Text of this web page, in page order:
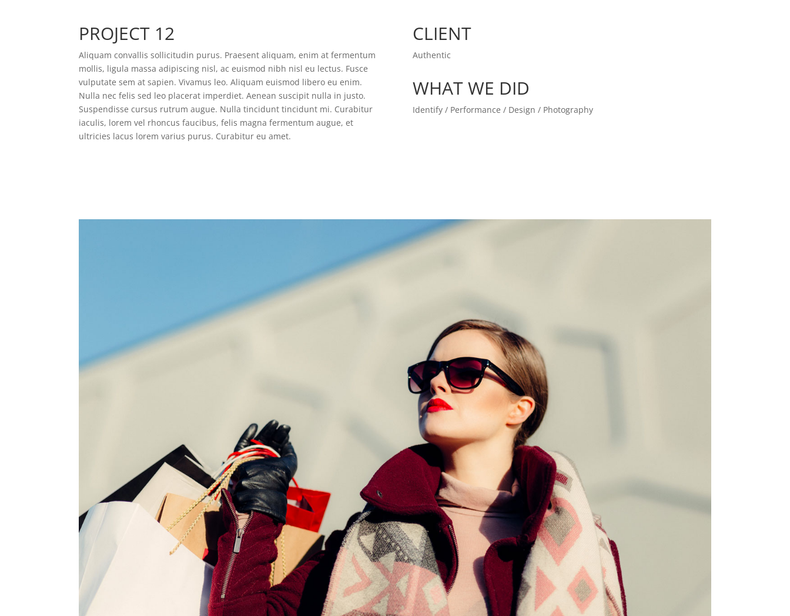
PROJECT 12
Aliquam convallis sollicitudin purus. Praesent aliquam, enim at fermentum
mollis, ligula massa adipiscing nisl, ac euismod nibh nisl eu lectus. Fusce
vulputate sem at sapien. Vivamus leo. Aliquam euismod libero eu enim.
Nulla nec felis sed leo placerat imperdiet. Aenean suscipit nulla in justo.
Suspendisse cursus rutrum augue. Nulla tincidunt tincidunt mi. Curabitur
iaculis, lorem vel rhoncus faucibus, felis magna fermentum augue, et
ultricies lacus lorem varius purus. Curabitur eu amet.
CLIENT
Authentic
WHAT WE DID
Identify / Performance / Design / Photography